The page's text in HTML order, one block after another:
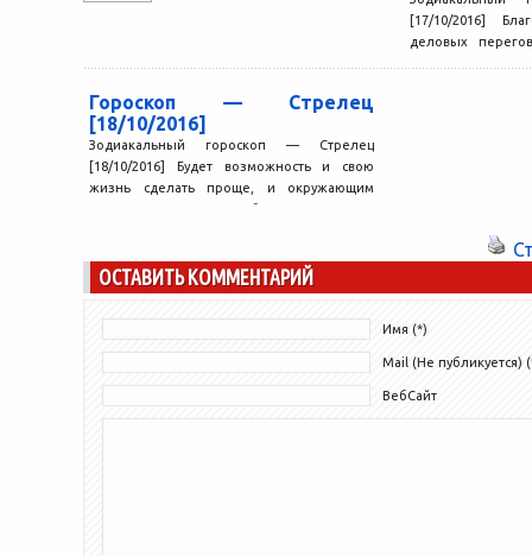
[17/10/2016]
деловых
Гороскоп — Стрелец
[18/10/2016]
Зодиакальный гороскоп — Стрелец
[18/10/2016] Будет возможность и свою
жизнь сделать проще, и окружающим
помочь справиться с проблемами, которые
ОСТАВИТЬ КОММЕНТАРИЙ
Имя (*)
Mail (Не публикуется)
ВебСайт